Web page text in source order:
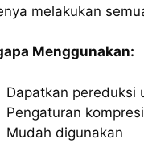
melakukan
Menggunakan:
Dapatkan pereduksi
Pengaturan
Mudah digunakan